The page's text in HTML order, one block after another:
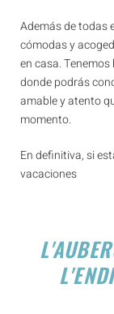
Además de todas
cómodas y
en casa.
donde podrás
amable y atento
momento.
En definitiva, si
vacaciones